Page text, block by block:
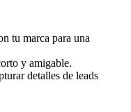
tu marca para una
y amigable.
detalles de leads